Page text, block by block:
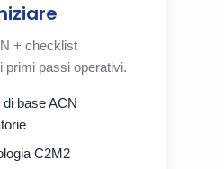
+ checklist
primi passi operativi.
base ACN
C2M2